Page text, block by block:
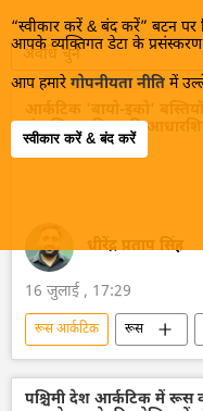
“स्वीकार करें & बंद करें” बटन
आपके व्यक्तिगत डेटा के प्रसंस्करण
आप हमारे गोपनीयता नीति में
स्वीकार करें & बंद करें
अवधि चुनें
संचालित भविष्य की
विशेषज्ञ
धीरेंद्र प्रताप सिंह
16 जुलाई , 17:29
रूस आर्कटिक रूस
मास्को
रूसी सैन्य
तकनीकी विकास
पश्चिमी देश आर्कटिक में रूस